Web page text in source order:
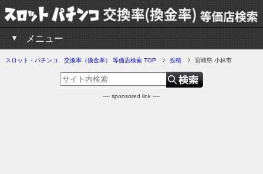
メニュー
スロット・パチンコ 交換率（換金率） 等価店検索 TOP 投稿 宮崎県 小林市
---- sponsored link ----